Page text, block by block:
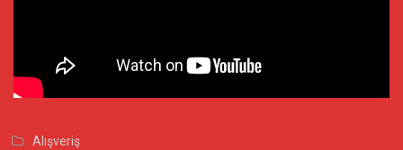
Alışveriş